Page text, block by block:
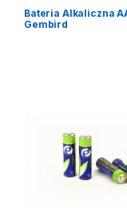
Bateria Alkaliczna
Gembird